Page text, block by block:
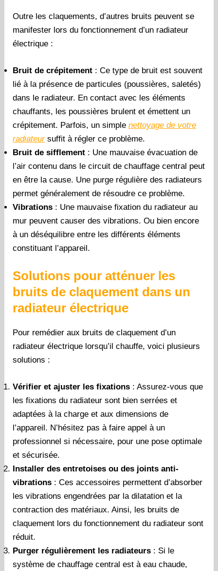
Outre les claquements, d’autres bruits peuvent se
manifester lors du fonctionnement d’un radiateur
électrique :
Bruit de crépitement : Ce type de bruit est souvent
lié à la présence de particules (poussières, saletés)
dans le radiateur. En contact avec les éléments
chauffants, les poussières brulent et émettent un
crépitement. Parfois, un simplenettoyage de votre
radiateursuffit à régler ce problème.
Bruit de sifflement : Une mauvaise évacuation de
l’air contenu dans le circuit de chauffage central peut
en être la cause. Une purge régulière des radiateurs
permet généralement de résoudre ce problème.
Vibrations : Une mauvaise fixation du radiateur au
mur peuvent causer des vibrations. Ou bien encore
à un déséquilibre entre les différents éléments
constituant l’appareil.
Solutions pour atténuer les
bruits de claquement dans un
radiateur électrique
Pour remédier aux bruits de claquement d’un
radiateur électrique lorsqu’il chauffe, voici plusieurs
solutions :
Vérifier et ajuster les fixations : Assurez-vous que
les fixations du radiateur sont bien serrées et
adaptées à la charge et aux dimensions de
l’appareil. N’hésitez pas à faire appel à un
professionnel si nécessaire, pour une pose optimale
et sécurisée.
Installer des entretoises ou des joints anti-
vibrations : Ces accessoires permettent d’absorber
les vibrations engendrées par la dilatation et la
contraction des matériaux. Ainsi, les bruits de
claquement lors du fonctionnement du radiateur sont
réduit.
Purger régulièrement les radiateurs : Si le
système de chauffage central est à eau chaude,